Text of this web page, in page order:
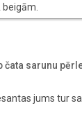
čata sarunu
jums tur